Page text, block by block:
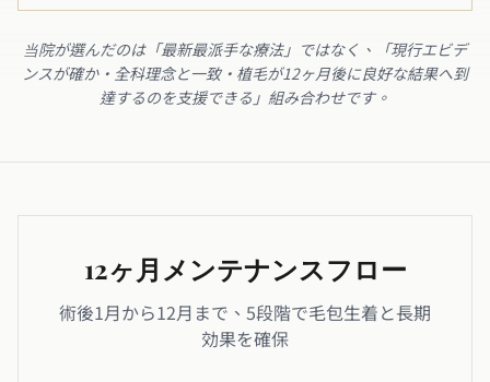
当院が選んだのは「最新最派手な療法」ではなく、「現行エビデ
ンスが確か・全科理念と一致・植毛が12ヶ月後に良好な結果へ到
達するのを支援できる」組み合わせです。
12ヶ月メンテナンスフロー
術後1月から12月まで、5段階で毛包生着と長期
効果を確保